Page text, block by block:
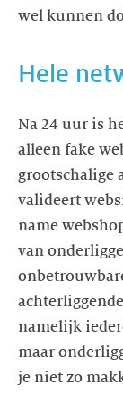
wel kunnen
Hele
Na 24 uur is
alleen fake
grootschalige
valideert
name
van
namelijk
maar
je niet zo